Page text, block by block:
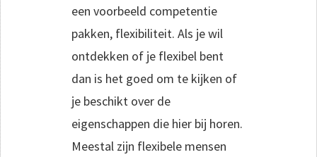
een voorbeeld competentie
pakken, flexibiliteit. Als je wil
ontdekken of je flexibel bent
dan is het goed om te kijken of
je beschikt over de
eigenschappen die hier bij horen.
Meestal zijn flexibele mensen